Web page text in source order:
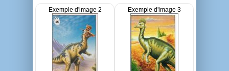
Exemple d'image 2 Exemple d'image 3